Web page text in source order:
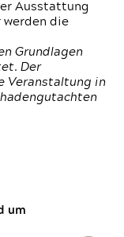
Ausstattung
werden die
Grundlagen
Der
Veranstaltung in
um